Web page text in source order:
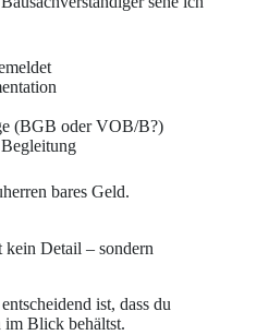
(BGB oder VOB/B?)
bares Geld.
kein Detail – sondern
ist, dass du
im Blick behältst.